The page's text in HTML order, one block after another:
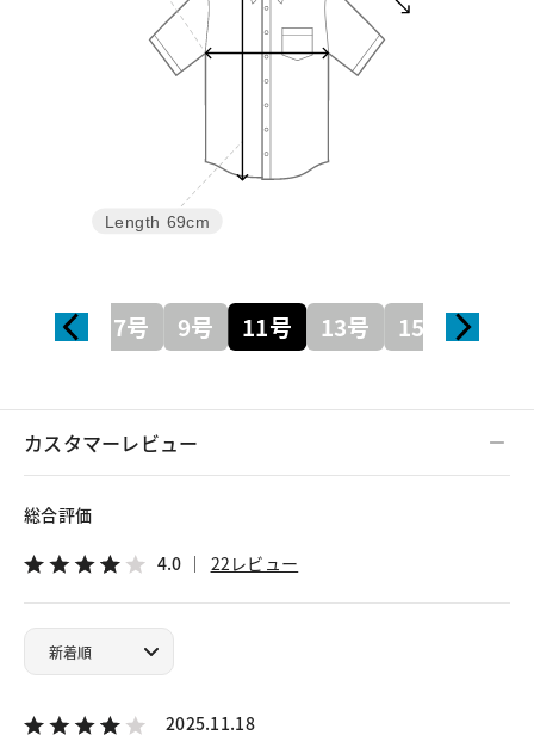
Length 69cm
7号 9号 11号 13号 15号
カスタマーレビュー
総合評価
4.0 22レビュー
2025.11.18